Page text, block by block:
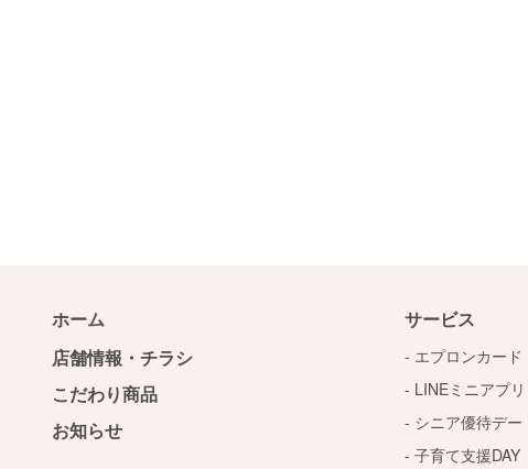
ホーム
店舗情報・チラシ
こだわり商品
お知らせ
サービス
エプロンカード
LINEミニアプリ
シニア優待デー
子育て支援DAY